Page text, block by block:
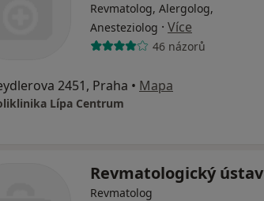
Revmatolog, Alergolog,
Anesteziolog · Více
46 názorů
2451, Praha • Mapa
Lípa Centrum
Revmatologický ústav
Revmatolog